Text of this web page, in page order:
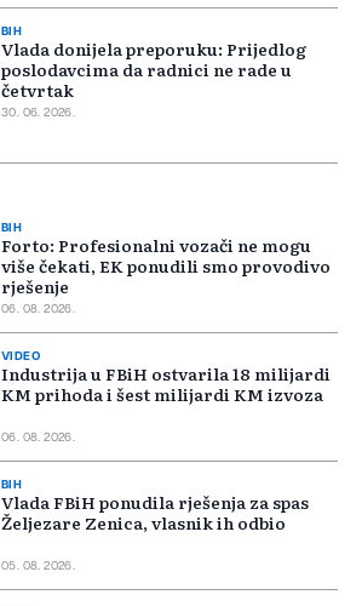
BIH
Vlada donijela preporuku: Prijedlog
poslodavcima da radnici ne rade u
četvrtak
30. 06. 2026.
BIH
Forto: Profesionalni vozači ne mogu
više čekati, EK ponudili smo provodivo
rješenje
06. 08. 2026.
VIDEO
Industrija u FBiH ostvarila 18 milijardi
KM prihoda i šest milijardi KM izvoza
06. 08. 2026.
BIH
Vlada FBiH ponudila rješenja za spas
Željezare Zenica, vlasnik ih odbio
05. 08. 2026.